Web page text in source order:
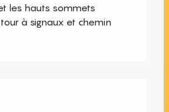
les hauts sommets
à signaux et chemin